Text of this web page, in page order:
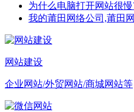
为什么电脑打开网站很慢
我的莆田网络公司,莆田
网站建设
企业网站/外贸网站/商城网站等